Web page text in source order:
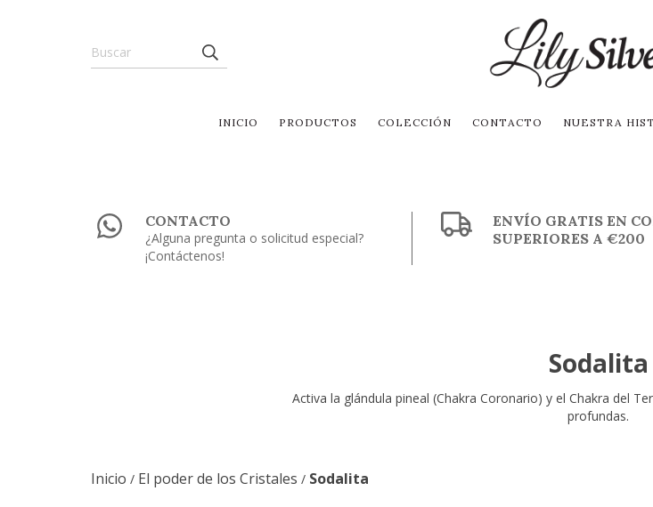
INICIO PRODUCTOS COLECCIÓN CONTACTO NUESTRA
CONTACTO
¿Alguna pregunta o solicitud especial?
¡Contáctenos!
ENVÍO GRATIS EN
SUPERIORES A €200
Sodalita
Activa la glándula pineal (Chakra Coronario) y el Chakra del
profundas.
Inicio / El poder de los Cristales / Sodalita